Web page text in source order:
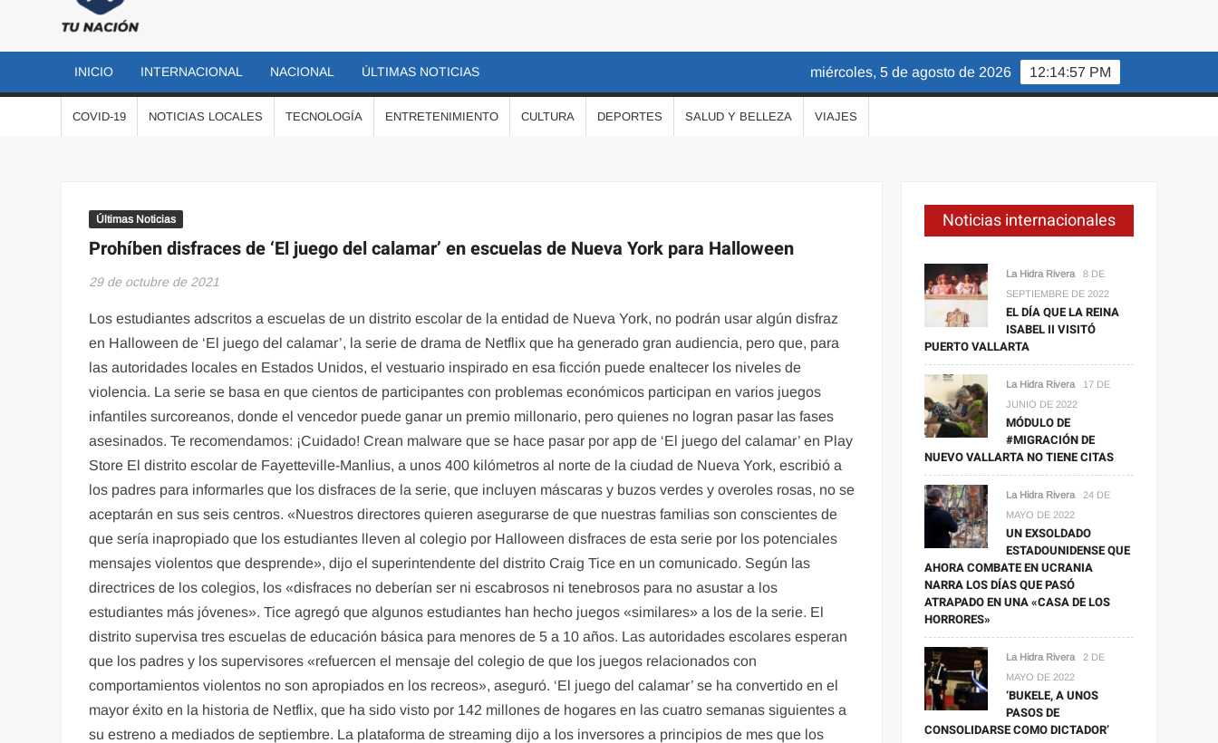
NACIÓN
más
importantes
al momento
INICIO INTERNACIONAL NACIONAL ÚLTIMAS NOTICIAS 12:14:58 PM
miércoles, 5 de agosto de 2026
COVID-19 NOTICIAS LOCALES TECNOLOGÍA ENTRETENIMIENTO CULTURA DEPORTES SALUD Y BELLEZA VIAJES
Últimas Noticias
Prohíben disfraces de ‘El juego del calamar’ en escuelas de Nueva York para Halloween
29 de octubre de 2021
Los estudiantes adscritos a escuelas de un distrito escolar de la entidad de Nueva York, no podrán usar algún disfraz
en Halloween de ‘El juego del calamar’, la serie de drama de Netflix que ha generado gran audiencia, pero que, para
las autoridades locales en Estados Unidos, el vestuario inspirado en esa ficción puede enaltecer los niveles de
violencia. La serie se basa en que cientos de participantes con problemas económicos participan en varios juegos
infantiles surcoreanos, donde el vencedor puede ganar un premio millonario, pero quienes no logran pasar las fases
asesinados. Te recomendamos: ¡Cuidado! Crean malware que se hace pasar por app de ‘El juego del calamar’ en Play
Store El distrito escolar de Fayetteville-Manlius, a unos 400 kilómetros al norte de la ciudad de Nueva York, escribió a
los padres para informarles que los disfraces de la serie, que incluyen máscaras y buzos verdes y overoles rosas, no se
aceptarán en sus seis centros. «Nuestros directores quieren asegurarse de que nuestras familias son conscientes de
que sería inapropiado que los estudiantes lleven al colegio por Halloween disfraces de esta serie por los potenciales
mensajes violentos que desprende», dijo el superintendente del distrito Craig Tice en un comunicado. Según las
directrices de los colegios, los «disfraces no deberían ser ni escabrosos ni tenebrosos para no asustar a los
estudiantes más jóvenes». Tice agregó que algunos estudiantes han hecho juegos «similares» a los de la serie. El
distrito supervisa tres escuelas de educación básica para menores de 5 a 10 años. Las autoridades escolares esperan
que los padres y los supervisores «refuercen el mensaje del colegio de que los juegos relacionados con
comportamientos violentos no son apropiados en los recreos», aseguró. ‘El juego del calamar’ se ha convertido en el
mayor éxito en la historia de Netflix, que ha sido visto por 142 millones de hogares en las cuatro semanas siguientes a
su estreno a mediados de septiembre. La plataforma de streaming dijo a los inversores a principios de mes que los
Noticias internacionales
La Hidra Rivera
8 DE
SEPTIEMBRE DE 2022
EL DÍA QUE LA REINA
ISABEL II VISITÓ
PUERTO VALLARTA
La Hidra Rivera
17 DE
JUNIO DE 2022
MÓDULO DE
#MIGRACIÓN DE
NUEVO VALLARTA NO TIENE CITAS
La Hidra Rivera
24 DE
MAYO DE 2022
UN EXSOLDADO
ESTADOUNIDENSE QUE
AHORA COMBATE EN UCRANIA
NARRA LOS DÍAS QUE PASÓ
ATRAPADO EN UNA «CASA DE LOS
HORRORES»
La Hidra Rivera
2 DE
MAYO DE 2022
‘BUKELE, A UNOS
PASOS DE
CONSOLIDARSE COMO DICTADOR’